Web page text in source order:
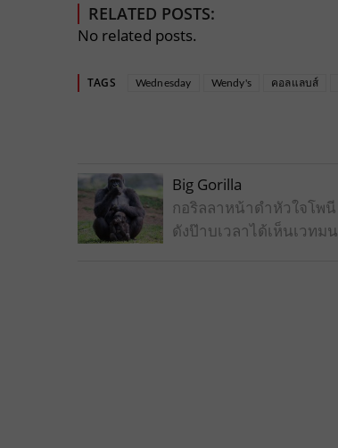
RELATED POSTS:
No related posts.
TAGS Wednesday Wendy's คอลแลบส์
Big Gorilla
กอริลลาหน้าดำหัวใจโพ
ดังป๊าบเวลาได้เห็นเวทม